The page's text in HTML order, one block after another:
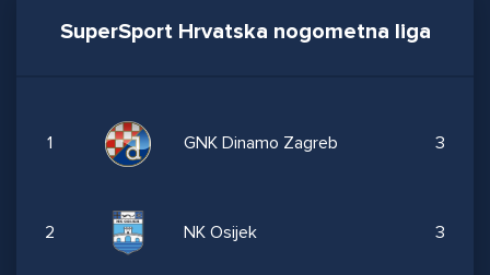
SuperSport Hrvatska nogometna liga
1 GNK Dinamo Zagreb 3
2 NK Osijek 3